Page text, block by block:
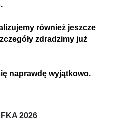
również jeszcze
zdradzimy już
naprawdę wyjątkowo.
2026